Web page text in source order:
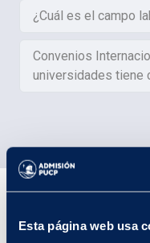
Esta página web usa
¿Cuál es el campo
Convenios
universidades tiene
Plan de